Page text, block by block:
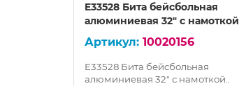
E33528 Бита бейсбольная
алюминиевая 32" с намоткой
10020156
E33528 Бита бейсбольная
алюминиевая 32" с намоткой..